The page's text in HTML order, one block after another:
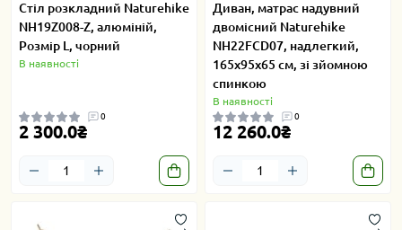
Cтіл розкладний Naturehike
NH19Z008-Z, алюміній,
Розмір L, чорний
В наявності
0
2 300.0₴
Диван, матрас надувний
двомісний Naturehike
NH22FCD07, надлегкий,
165x95x65 см, зі зйомною
спинкою
В наявності
0
12 260.0₴